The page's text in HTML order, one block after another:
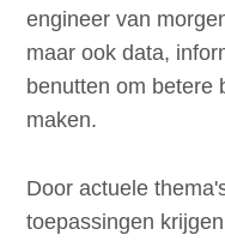
engineer van
maar ook data,
benutten om betere
maken.
Door actuele
toepassingen